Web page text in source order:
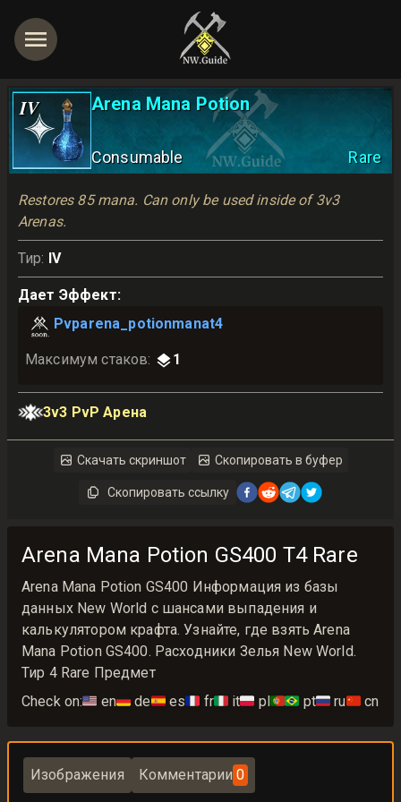
IV Arena Mana Potion
Consumable Rare
Restores 85 mana. Can only be used inside of 3v3
Arenas.
Тир: IV
Дает Эффект:
Pvparena_potionmanat4
Максимум стаков: 1
3v3 PvP Арена
Скачать скриншот Скопировать в буфер
Скопировать ссылку
Arena Mana Potion GS400 T4 Rare
Arena Mana Potion GS400 Информация из базы
данных New World с шансами выпадения и
калькулятором крафта. Узнайте, где взять Arena
Mana Potion GS400. Расходники Зелья New World.
Тир 4 Rare Предмет
Check on:🇺🇸 en🇩🇪 de🇪🇸 es🇫🇷 fr🇮🇹 it🇵🇱 pl🇵🇹🇧🇷 pt🇷🇺 ru🇨🇳 cn
Изображения Комментарии 0